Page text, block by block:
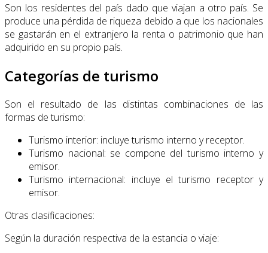
Son los residentes del país dado que viajan a otro país. Se
produce una pérdida de riqueza debido a que los nacionales
se gastarán en el extranjero la renta o patrimonio que han
adquirido en su propio país.
Categorías de turismo
Son el resultado de las distintas combinaciones de las
formas de turismo:
Turismo interior: incluye turismo interno y receptor.
Turismo nacional: se compone del turismo interno y
emisor.
Turismo internacional: incluye el turismo receptor y
emisor.
Otras clasificaciones:
Según la duración respectiva de la estancia o viaje: